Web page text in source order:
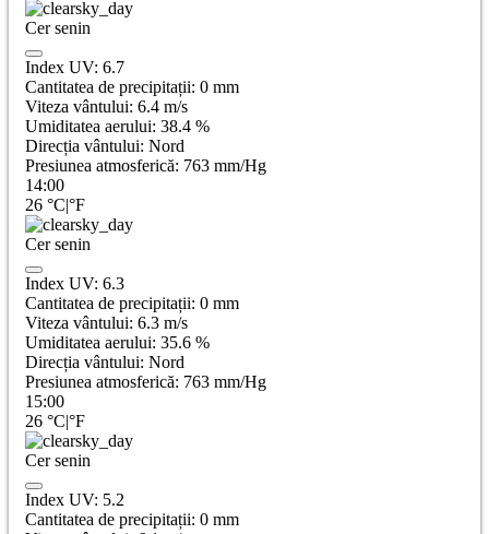
Cer senin
Index UV: 6.7
Cantitatea de precipitații: 0 mm
Viteza vântului: 6.4 m/s
Umiditatea aerului: 38.4 %
Direcția vântului: Nord
Presiunea atmosferică: 763 mm/Hg
14:00
26 °C|°F
Cer senin
Index UV: 6.3
Cantitatea de precipitații: 0 mm
Viteza vântului: 6.3 m/s
Umiditatea aerului: 35.6 %
Direcția vântului: Nord
Presiunea atmosferică: 763 mm/Hg
15:00
26 °C|°F
Cer senin
Index UV: 5.2
Cantitatea de precipitații: 0 mm